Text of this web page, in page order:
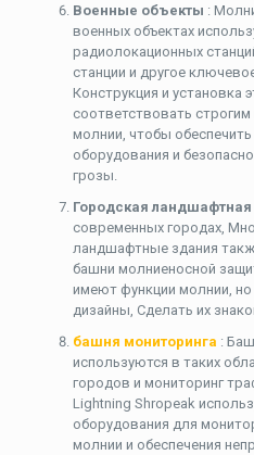
Военные объекты :
военных объектах
радиолокационных
станции и другое
Конструкция и установка
соответствовать
молнии, чтобы
оборудования и
грозы.
Городская ландшафтная
современных городах,
ландшафтные здания
башни молниеносной
имеют функции молнии,
дизайны, Сделать их
башня мониторинга :
используются в таких
городов и мониторинг
Lightning Shropeak
оборудования для
молнии и обеспечения